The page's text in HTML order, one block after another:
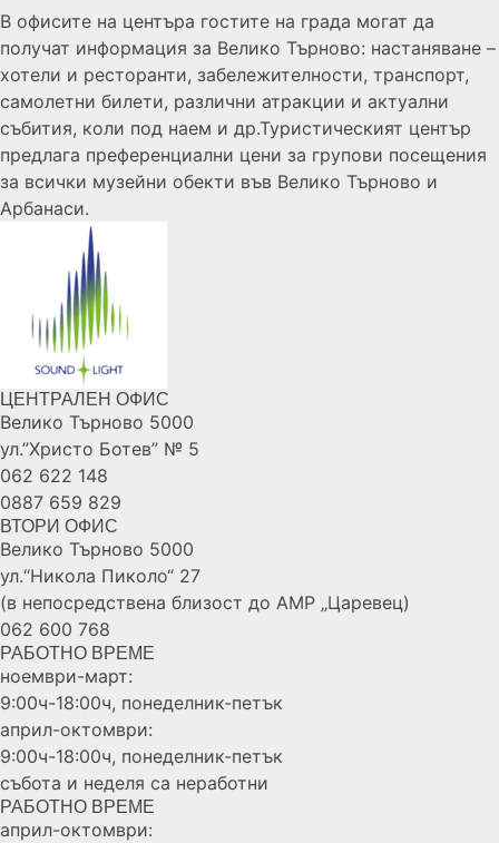
В офисите на центъра гостите на града могат да
получат информация за Велико Търново: настаняване –
хотели и ресторанти, забележителности, транспорт,
самолетни билети, различни атракции и актуални
събития, коли под наем и др.Туристическият център
предлага преференциални цени за групови посещения
за всички музейни обекти във Велико Търново и
Арбанаси.
ЦЕНТРАЛЕН ОФИС
Велико Търново 5000
ул.”Христо Ботев” № 5
062 622 148
0887 659 829
ВТОРИ ОФИС
Велико Търново 5000
ул.“Никола Пиколо“ 27
(в непосредствена близост до АМР „Царевец)
062 600 768
РАБОТНО ВРЕМЕ
ноември-март:
9:00ч-18:00ч, понеделник-петък
април-октомври:
9:00ч-18:00ч, понеделник-петък
събота и неделя са неработни
РАБОТНО ВРЕМЕ
април-октомври: